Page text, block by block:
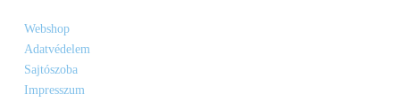
Webshop
Adatvédelem
Sajtószoba
Impresszum